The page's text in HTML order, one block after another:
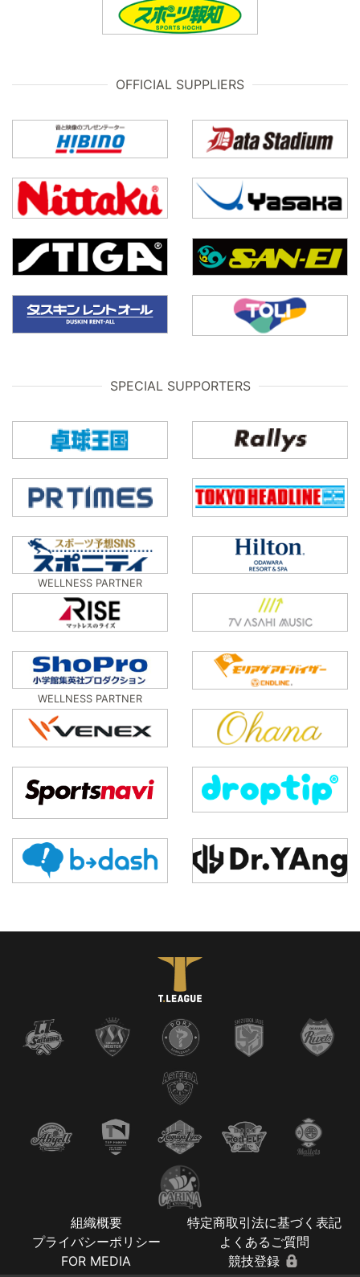
OFFICIAL SUPPLIERS
SPECIAL SUPPORTERS
WELLNESS PARTNER
WELLNESS PARTNER
組織概要
特定商取引法に基づく表記
プライバシーポリシー
よくあるご質問
FOR MEDIA
競技登録